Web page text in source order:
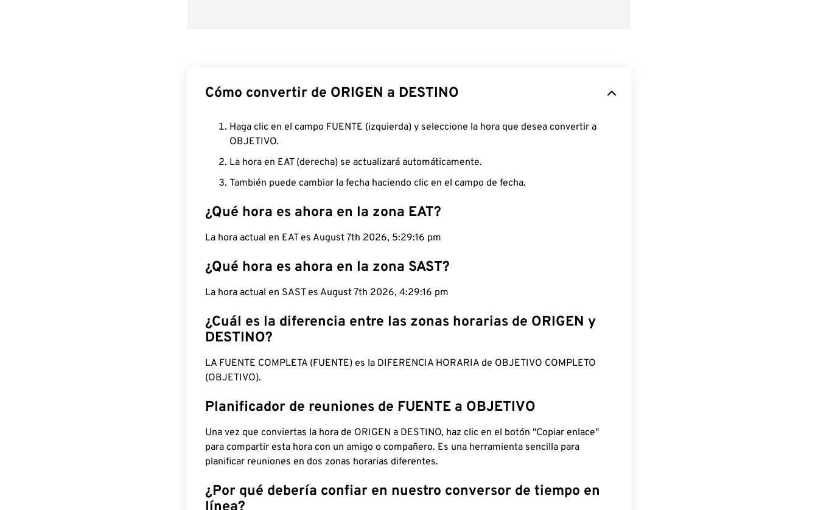
Cómo convertir de ORIGEN a DESTINO
Haga clic en el campo FUENTE (izquierda) y seleccione la hora que desea convertir a
OBJETIVO.
La hora en EAT (derecha) se actualizará automáticamente.
También puede cambiar la fecha haciendo clic en el campo de fecha.
¿Qué hora es ahora en la zona EAT?
La hora actual en EAT es August 7th 2026, 5:29:17 pm
¿Qué hora es ahora en la zona SAST?
La hora actual en SAST es August 7th 2026, 4:29:17 pm
¿Cuál es la diferencia entre las zonas horarias de ORIGEN y
DESTINO?
LA FUENTE COMPLETA (FUENTE) es la DIFERENCIA HORARIA de OBJETIVO COMPLETO
(OBJETIVO).
Planificador de reuniones de FUENTE a OBJETIVO
Una vez que conviertas la hora de ORIGEN a DESTINO, haz clic en el botón "Copiar enlace"
para compartir esta hora con un amigo o compañero. Es una herramienta sencilla para
planificar reuniones en dos zonas horarias diferentes.
¿Por qué debería confiar en nuestro conversor de tiempo en